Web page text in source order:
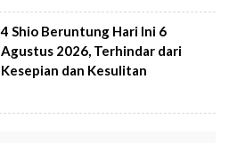
4 Shio Beruntung Hari Ini 6
Agustus 2026, Terhindar dari
Kesepian dan Kesulitan